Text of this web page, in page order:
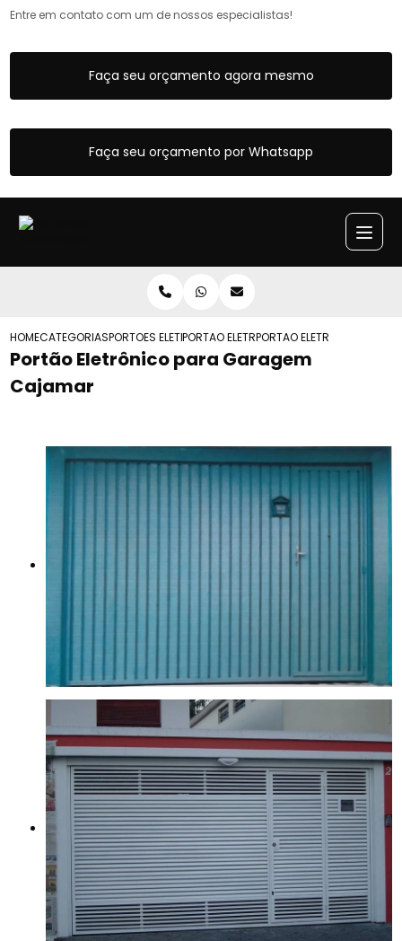
Entre em contato com um de nossos especialistas!
Faça seu orçamento agora mesmo
Faça seu orçamento por Whatsapp
HOMECATEGORIASPORTOES ELETRONICOSPORTAO ELETRONICO PECCINNIN
PORTAO ELETRONICO
Portão Eletrônico para Garagem
Cajamar